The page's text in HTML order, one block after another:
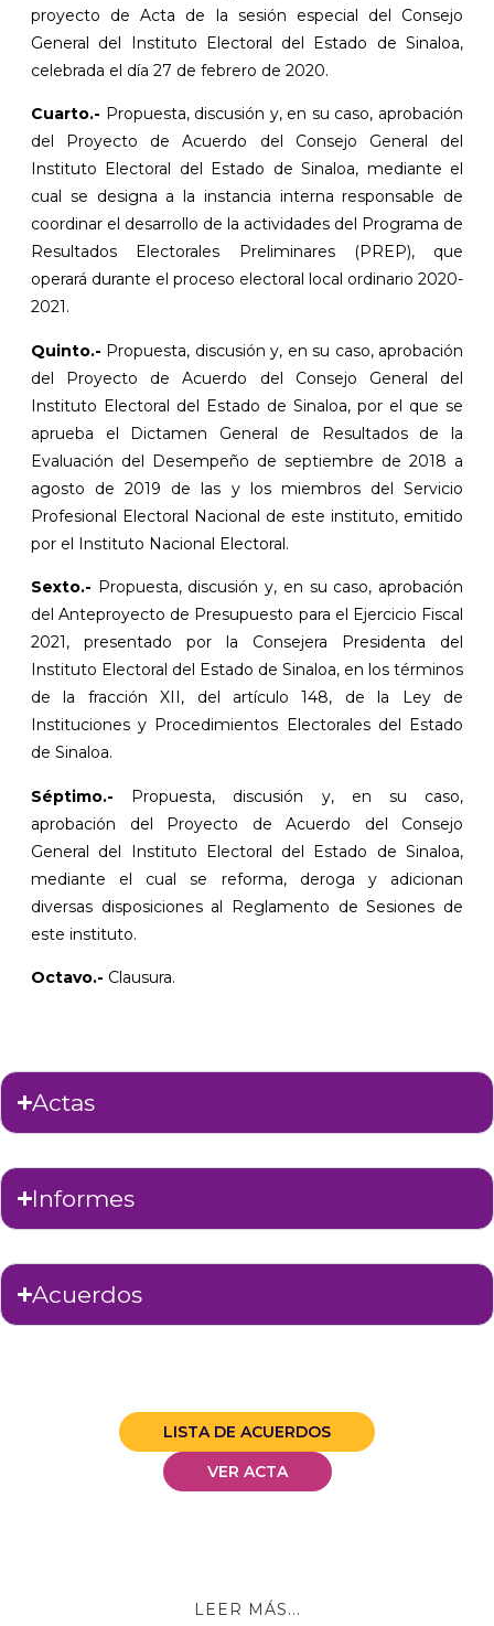
proyecto de Acta de la sesión especial del Consejo
General del Instituto Electoral del Estado de Sinaloa,
celebrada el día 27 de febrero de 2020.
Cuarto.- Propuesta, discusión y, en su caso, aprobación
del Proyecto de Acuerdo del Consejo General del
Instituto Electoral del Estado de Sinaloa, mediante el
cual se designa a la instancia interna responsable de
coordinar el desarrollo de la actividades del Programa de
Resultados Electorales Preliminares (PREP), que
operará durante el proceso electoral local ordinario 2020-
2021.
Quinto.- Propuesta, discusión y, en su caso, aprobación
del Proyecto de Acuerdo del Consejo General del
Instituto Electoral del Estado de Sinaloa, por el que se
aprueba el Dictamen General de Resultados de la
Evaluación del Desempeño de septiembre de 2018 a
agosto de 2019 de las y los miembros del Servicio
Profesional Electoral Nacional de este instituto, emitido
por el Instituto Nacional Electoral.
Sexto.- Propuesta, discusión y, en su caso, aprobación
del Anteproyecto de Presupuesto para el Ejercicio Fiscal
2021, presentado por la Consejera Presidenta del
Instituto Electoral del Estado de Sinaloa, en los términos
de la fracción XII, del artículo 148, de la Ley de
Instituciones y Procedimientos Electorales del Estado
de Sinaloa.
Séptimo.- Propuesta, discusión y, en su caso,
aprobación del Proyecto de Acuerdo del Consejo
General del Instituto Electoral del Estado de Sinaloa,
mediante el cual se reforma, deroga y adicionan
diversas disposiciones al Reglamento de Sesiones de
este instituto.
Octavo.- Clausura.
Actas
Informes
Acuerdos
LISTA DE ACUERDOS
VER ACTA
LEER MÁS...